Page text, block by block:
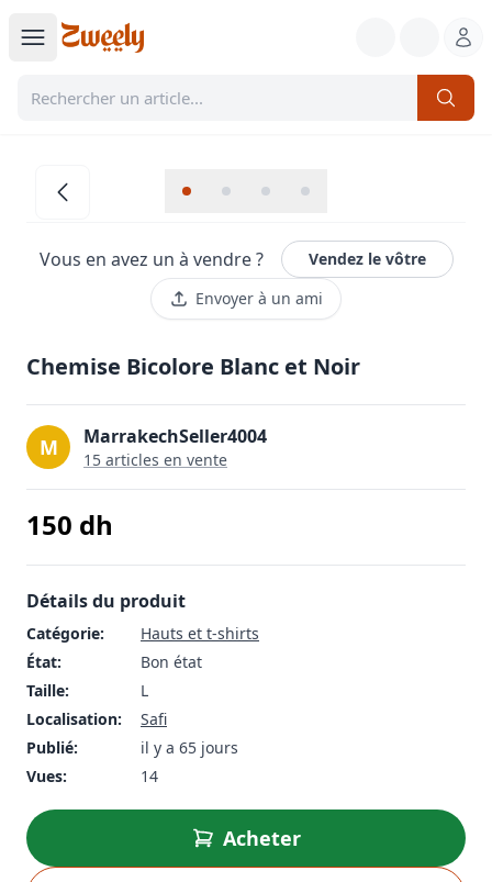
Vous en avez un à vendre ?
Vendez le vôtre
Envoyer à un ami
Chemise Bicolore Blanc et Noir
M MarrakechSeller4004
15 articles en vente
150 dh
Détails du produit
Catégorie:
Hauts et t-shirts
État:
Bon état
Taille:
L
Localisation:
Safi
Publié:
il y a 65 jours
Vues:
14
Acheter